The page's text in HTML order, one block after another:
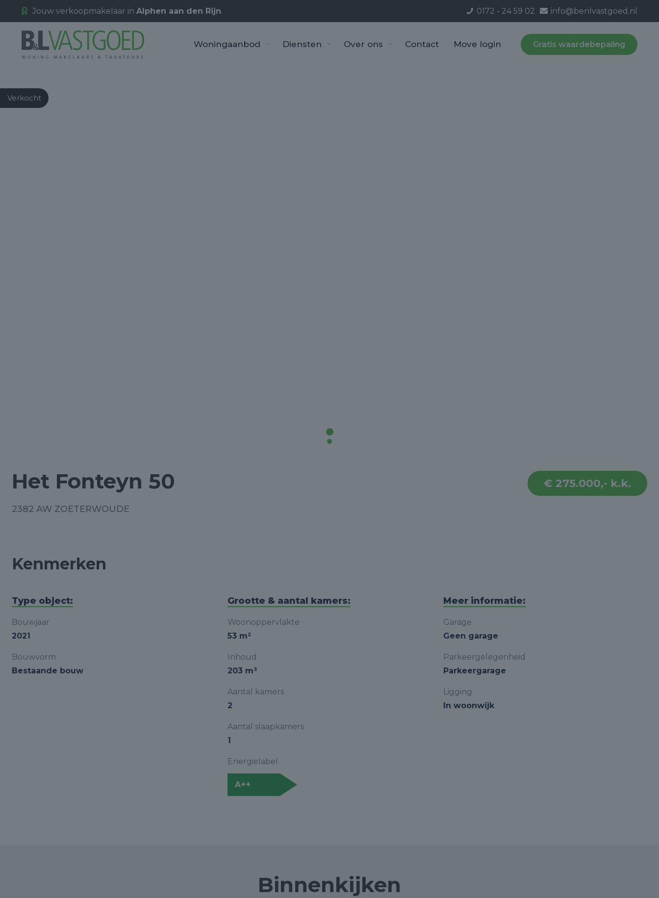
Jouw verkoopmakelaar in Alphen aan den Rijn. 0172 - 24 59 02 info@benlvastgoed.nl
Woningaanbod Diensten Over ons Contact Move login Gratis waardebepaling
Verkocht
Het Fonteyn 50
2382 AW ZOETERWOUDE
€ 275.000,- k.k.
Kenmerken
Type object:
Bouwjaar
2021
Bouwvorm
Bestaande bouw
Grootte & aantal kamers:
Woonoppervlakte
53 m²
Inhoud
203 m³
Aantal kamers
2
Aantal slaapkamers
1
Energielabel
A++
Meer informatie:
Garage
Geen garage
Parkeergelegenheid
Parkeergarage
Ligging
In woonwijk
Binnenkijken